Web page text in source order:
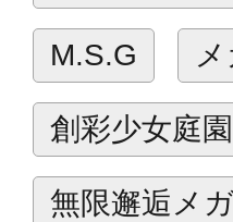
【ネイキッドフ
塗装済眼球可動
印刷、眼球には
イメージに近い
向きを変更する
M.S.G
創彩少女庭園
無限邂逅メ